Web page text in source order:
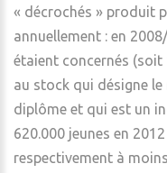
« décrochés » produit
annuellement : en
étaient concernés (soit
au stock qui désigne
diplôme et qui est un
620.000 jeunes en
respectivement à